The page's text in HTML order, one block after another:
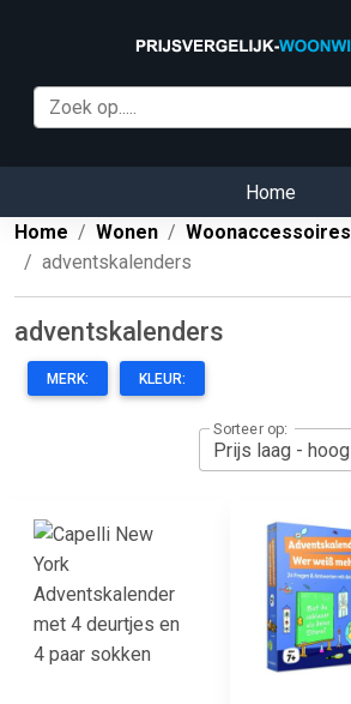
Home
Home
Wonen Woonaccessoires
adventskalenders
adventskalenders
MERK: KLEUR:
Sorteer op: